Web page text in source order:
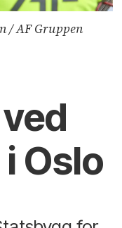
/ AF Gruppen
Oslo